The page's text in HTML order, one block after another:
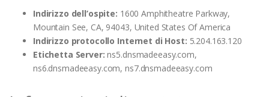
Indirizzo dell’ospite: 1600 Amphitheatre Parkway,
Mountain See, CA, 94043, United States Of America
Indirizzo protocollo Internet di Host: 5.204.163.120
Etichetta Server:ns5.dnsmadeeasy.com,
ns6.dnsmadeeasy.com, ns7.dnsmadeeasy.com